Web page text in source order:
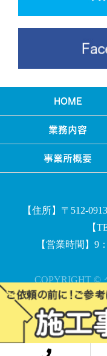
HOME
業務内容
事業所概要
【住所】〒512-
【
【営業時間】9
COPYRIGHT ©